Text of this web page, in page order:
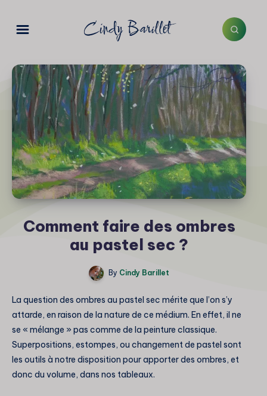
Comment faire des ombres
au pastel sec ?
By Cindy Barillet
La question des ombres au pastel sec mérite que l’on s’y
attarde, en raison de la nature de ce médium. En effet, il ne
se « mélange » pas comme de la peinture classique.
Superpositions, estompes, ou changement de pastel sont
les outils à notre disposition pour apporter des ombres, et
donc du volume, dans nos tableaux.